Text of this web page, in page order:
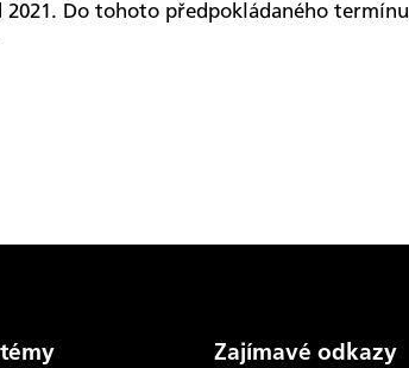
2021. Do tohoto předpokládaného termínu
Zajímavé odkazy